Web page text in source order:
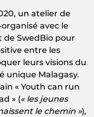
un atelier de
avec le
de SwedBio pour
entre les
leurs visions du
unique Malagasy.
« Youth can run
» (« les jeunes
le chemin »),